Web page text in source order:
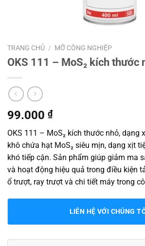
TRANG CHỦ / MỠ CÔNG NGHIỆP
OKS 111 – MoS₂ kích thước
99.000 ₫
OKS 111 – MoS₂ kích thước nhỏ, dạng
khô chứa hạt MoS₂ siêu mịn, dạng xịt
khó tiếp cận. Sản phẩm giúp giảm ma
và hoạt động hiệu quả trong điều kiện
ổ trượt, ray trượt và chi tiết máy trong
LIÊN HỆ VỚI CHÚNG